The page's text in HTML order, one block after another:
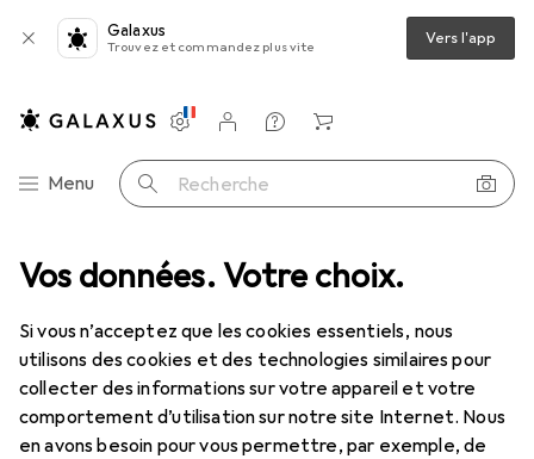
Vos données. Votre choix.
Si vous n’acceptez que les cookies essentiels, nous
utilisons des cookies et des technologies similaires pour
collecter des informations sur votre appareil et votre
comportement d’utilisation sur notre site Internet. Nous
en avons besoin pour vous permettre, par exemple, de
Galaxus
Trouvez et commandez plus vite Vers l'app
Navigation par catégorie
Menu Recherche
Paramètres
Compte client
Listes de comparaison
Listes d'envies
Panier
Tout l'assortiment Jouets Créatif + apprentissage
Créatif + apprentissage
DécouvrirForum